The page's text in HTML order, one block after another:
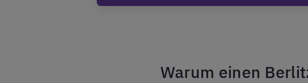
Warum einen